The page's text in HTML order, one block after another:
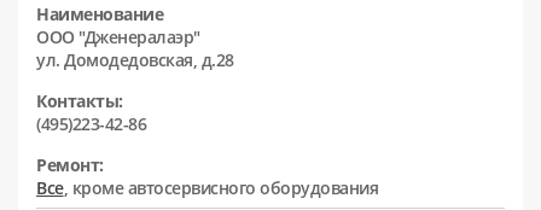
Наименование
ООО "Дженералаэр"
ул. Домодедовская, д.28
Контакты:
(495)223-42-86
Ремонт:
Все, кроме автосервисного оборудования